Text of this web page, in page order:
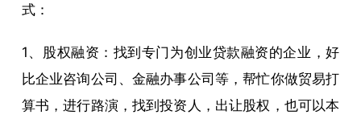
式：
1、股权融资：找到专门为创业贷款融资的企业，好
比企业咨询公司、金融办事公司等，帮忙你做贸易打
算书，进行路演，找到投资人，出让股权，也可以本